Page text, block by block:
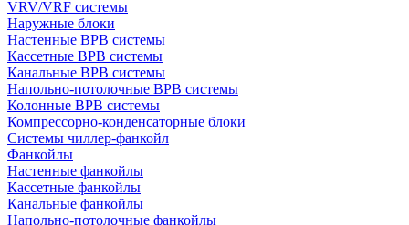
VRV/VRF системы
Наружные блоки
Настенные ВРВ системы
Кассетные ВРВ системы
Канальные ВРВ системы
Напольно-потолочные ВРВ системы
Колонные ВРВ системы
Компрессорно-конденсаторные блоки
Системы чиллер-фанкойл
Фанкойлы
Настенные фанкойлы
Кассетные фанкойлы
Канальные фанкойлы
Напольно-потолочные фанкойлы